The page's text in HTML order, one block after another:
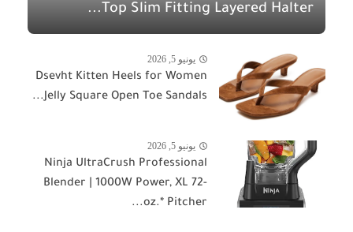
Top Slim Fitting Layered Halter...
يونيو 5, 2026
Dsevht Kitten Heels for Women
Jelly Square Open Toe Sandals...
يونيو 5, 2026
Ninja UltraCrush Professional
Blender | 1000W Power, XL 72-
oz.* Pitcher...